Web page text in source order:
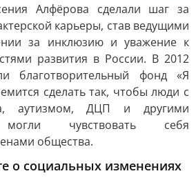
Алфёрова сделали шаг за
карьеры, став ведущими
за инклюзию и уважение к
развития в России. В 2012
благотворительный фонд «Я
сделать так, чтобы люди с
аутизмом, ДЦП и другими
могли чувствовать себя
общества.
о социальных изменениях